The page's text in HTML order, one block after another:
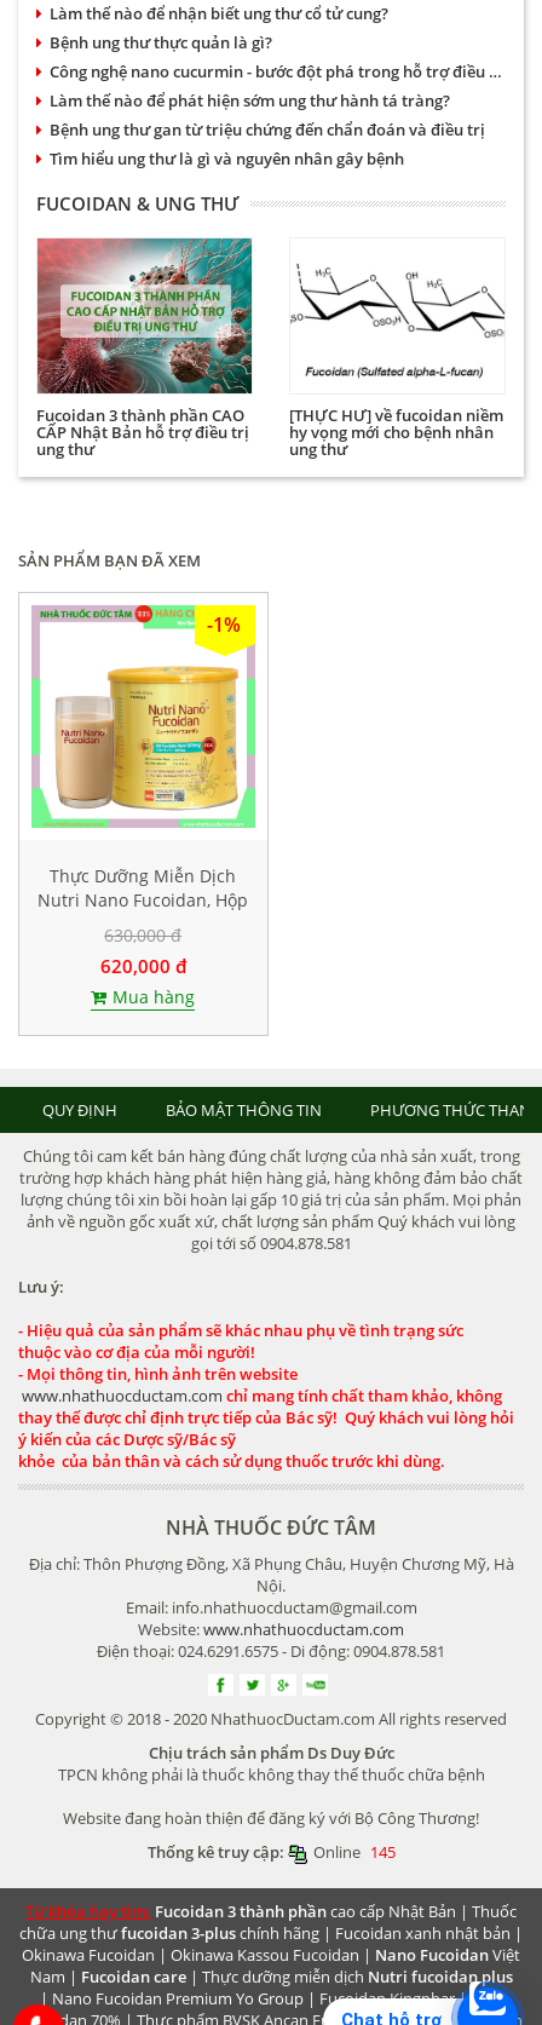
Chat hỗ trợ
phụ nữ trên 50.
Làm thế nào để nhận biết ung thư cổ tử cung?
Bệnh ung thư thực quản là gì?
Công nghệ nano cucurmin - bước đột phá trong hỗ trợ điều trị bệnh dạ dày và ung thư
Làm thế nào để phát hiện sớm ung thư hành tá tràng?
Bệnh ung thư gan từ triệu chứng đến chẩn đoán và điều trị
Tìm hiểu ung thư là gì và nguyên nhân gây bệnh
FUCOIDAN & UNG THƯ
Fucoidan 3 thành phần CAO
CẤP Nhật Bản hỗ trợ điều trị
ung thư
[THỰC HƯ] về fucoidan niềm
hy vọng mới cho bệnh nhân
ung thư
SẢN PHẨM BẠN ĐÃ XEM
-1%
Thực Dưỡng Miễn Dịch
Nutri Nano Fucoidan, Hộp
500g
630,000 đ
620,000 đ
Mua hàng
QUY ĐỊNH BẢO MẬT THÔNG TIN PHƯƠNG THỨC
Chúng tôi cam kết bán hàng đúng chất lượng của nhà sản xuất, trong
trường hợp khách hàng phát hiện hàng giả, hàng không đảm bảo chất
lượng chúng tôi xin bồi hoàn lại gấp 10 giá trị của sản phẩm. Mọi phản
ảnh về nguồn gốc xuất xứ, chất lượng sản phẩm Quý khách vui lòng
gọi tới số 0904.878.581
Lưu ý:
- Hiệu quả của sản phẩm sẽ khác nhau phụ về tình trạng sức
thuộc vào cơ địa của mỗi người!
- Mọi thông tin, hình ảnh trên website
www.nhathuocductam.com chỉ mang tính chất tham khảo, không
thay thế được chỉ định trực tiếp của Bác sỹ! Quý khách vui lòng hỏi
ý kiến của các Dược sỹ/Bác sỹ
khỏe của bản thân và cách sử dụng thuốc trước khi dùng.
NHÀ THUỐC ĐỨC TÂM
Địa chỉ: Thôn Phượng Đồng, Xã Phụng Châu, Huyện Chương Mỹ, Hà
Nội.
Email: info.nhathuocductam@gmail.com
Website:www.nhathuocductam.com
Điện thoại: 024.6291.6575 - Di động: 0904.878.581
Copyright © 2018 - 2020 NhathuocDuctam.com All rights reserved
Chịu trách sản phẩm Ds Duy Đức
TPCN không phải là thuốc không thay thế thuốc chữa bệnh
Website đang hoàn thiện để đăng ký với Bộ Công Thương!
Thống kê truy cập:
Online 145
Từ khóa hay tìm: Fucoidan 3 thành phầncao cấp Nhật Bản | Thuốc
chữa ung thưfucoidan 3-pluschính hãng | Fucoidan xanh nhật bản |
Okinawa Fucoidan | Okinawa Kassou Fucoidan | Nano FucoidanViệt
Nam | Fucoidan care| Thực dưỡng miễn dịch Nutri fucoidan plus
| Nano Fucoidan Premium Yo Group | Fucoidan Kingphar | Best
Fucoidan 70% | Thực phẩm BVSKAncan Fucoidan| Thực dưỡng miễn